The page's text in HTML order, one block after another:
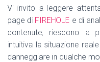
Vi invito a leggere
page di FIREHOLE e di
contenute; riescono a
intuitiva la situazione
danneggiare in qualche